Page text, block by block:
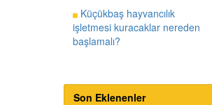
Küçükbaş hayvancılık
işletmesi kuracaklar nereden
başlamalı?
Son Eklenenler